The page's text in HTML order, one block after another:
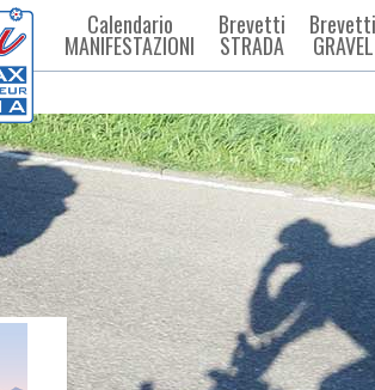
Calendario
MANIFESTAZIONI
Brevetti
STRADA
Brevetti
GRAVEL